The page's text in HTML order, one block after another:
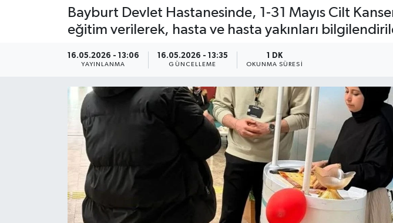
Bayburt Devlet Hastanesinde, 1-31 Mayıs Cilt
eğitim verilerek, hasta ve hasta yakınları
16.05.2026 - 13:06
YAYINLANMA
16.05.2026 - 13:35
GÜNCELLEME
1 DK
OKUNMA SÜRESI
KÖŞE YAZILARI
KÜLTÜR-SANAT-MAGAZİN
ÖZEL HABER
RÖPORTAJLAR
SİYASET
Tüm Manşetler
Son Dakika Haberleri